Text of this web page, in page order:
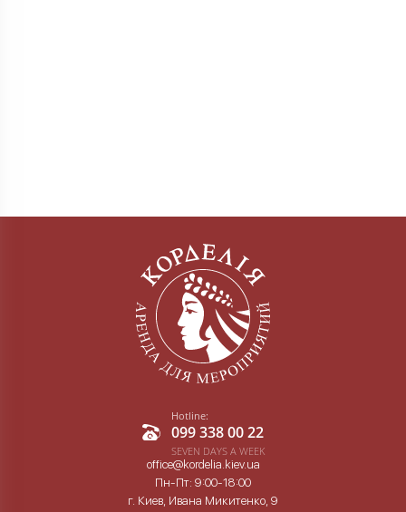
Hotline:
099 338 00 22
SEVEN DAYS A WEEK
office@kordelia.kiev.ua
Пн-Пт: 9:00-18:00
г. Киев, Ивана Микитенко, 9